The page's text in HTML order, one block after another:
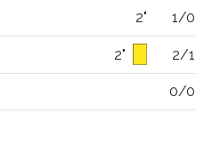
2" 1/0
2" 2/1
0/0